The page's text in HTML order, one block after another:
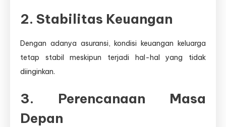
2. Stabilitas Keuangan
Dengan adanya asuransi, kondisi keuangan keluarga
tetap stabil meskipun terjadi hal-hal yang tidak
diinginkan.
3. Perencanaan Masa
Depan